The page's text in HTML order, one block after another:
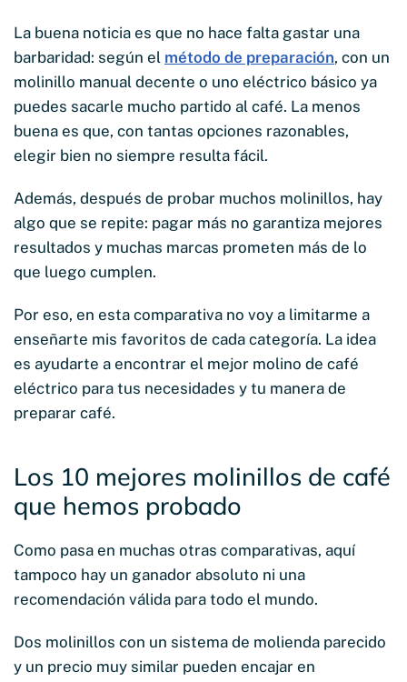
La buena noticia es que no hace falta gastar una
barbaridad: según el método de preparación, con un
molinillo manual decente o uno eléctrico básico ya
puedes sacarle mucho partido al café. La menos
buena es que, con tantas opciones razonables,
elegir bien no siempre resulta fácil.
Además, después de probar muchos molinillos, hay
algo que se repite: pagar más no garantiza mejores
resultados y muchas marcas prometen más de lo
que luego cumplen.
Por eso, en esta comparativa no voy a limitarme a
enseñarte mis favoritos de cada categoría. La idea
es ayudarte a encontrar el mejor molino de café
eléctrico para tus necesidades y tu manera de
preparar café.
Los 10 mejores molinillos de café
que hemos probado
Como pasa en muchas otras comparativas, aquí
tampoco hay un ganador absoluto ni una
recomendación válida para todo el mundo.
Dos molinillos con un sistema de molienda parecido
y un precio muy similar pueden encajar en